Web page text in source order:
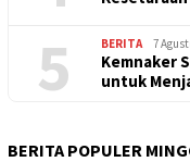
5 BERITA 7
Kemnaker
untuk
BERITA POPULER